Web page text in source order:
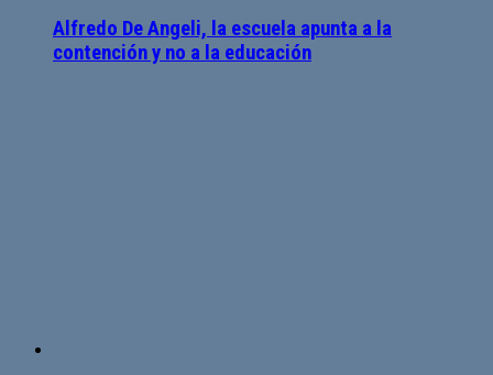
Alfredo De Angeli, la escuela apunta a la
contención y no a la educación